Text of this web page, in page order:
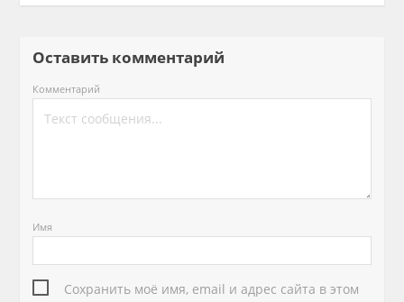
Оставить комментарий
Комментарий
Имя
Сохранить моё имя, email и адрес сайта в этом